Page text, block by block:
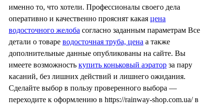
именно то, что хотели. Профессионалы своего дела
оперативно и качественно прояснят какая цена
водосточного желоба согласно заданным параметрам Все
детали о товаре водосточная труба, цена а также
дополнительные данные опубликованы на сайте. Вы
имеете возможность купить коньковый аэратор за пару
касаний, без лишних действий и лишнего ожидания.
Сделайте выбор в пользу проверенного выбора —
переходите к оформлению в https://rainway-shop.com.ua/ в